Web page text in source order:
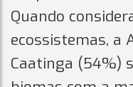
Quando
ecossistemas, a
Caatinga (54%)